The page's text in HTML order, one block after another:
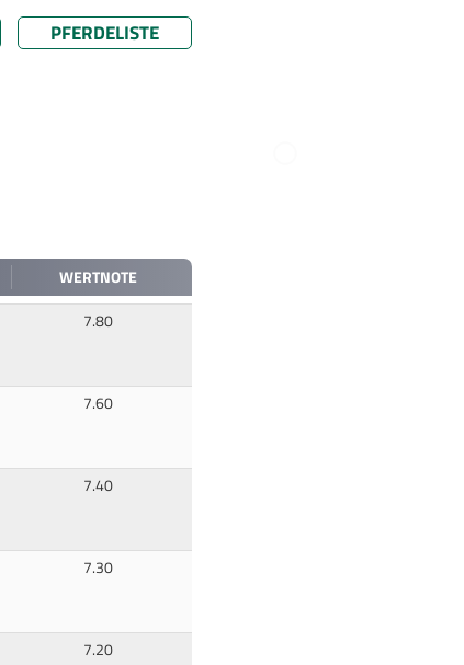
PFERDELISTE
WERTNOTE
7.80
7.60
7.40
7.30
7.20